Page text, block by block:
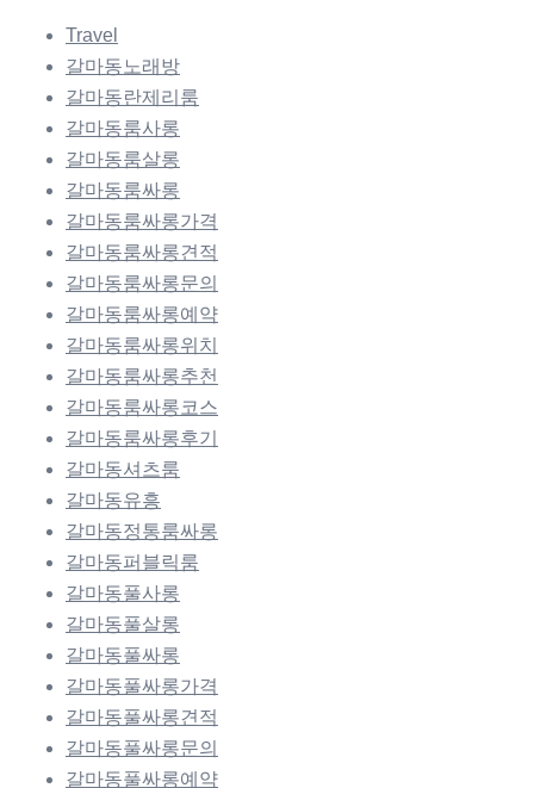
Travel
갈마동노래방
갈마동란제리룸
갈마동룸사롱
갈마동룸살롱
갈마동룸싸롱
갈마동룸싸롱가격
갈마동룸싸롱견적
갈마동룸싸롱문의
갈마동룸싸롱예약
갈마동룸싸롱위치
갈마동룸싸롱추천
갈마동룸싸롱코스
갈마동룸싸롱후기
갈마동셔츠룸
갈마동유흥
갈마동정통룸싸롱
갈마동퍼블릭룸
갈마동풀사롱
갈마동풀살롱
갈마동풀싸롱
갈마동풀싸롱가격
갈마동풀싸롱견적
갈마동풀싸롱문의
갈마동풀싸롱예약